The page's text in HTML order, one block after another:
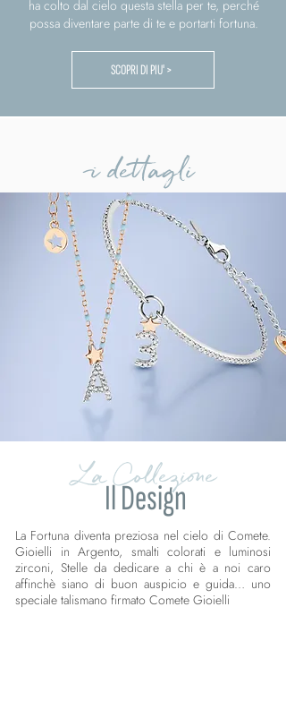
ha colto dal cielo questa stella per te, perché
possa diventare parte di te e portarti fortuna.
SCOPRI DI PIU' >
i dettagli
La Collezione
Il Design
La Fortuna diventa preziosa nel cielo di Comete.
Gioielli in Argento, smalti colorati e luminosi
zirconi, Stelle da dedicare a chi è a noi caro
affinchè siano di buon auspicio e guida… uno
speciale talismano firmato Comete Gioielli